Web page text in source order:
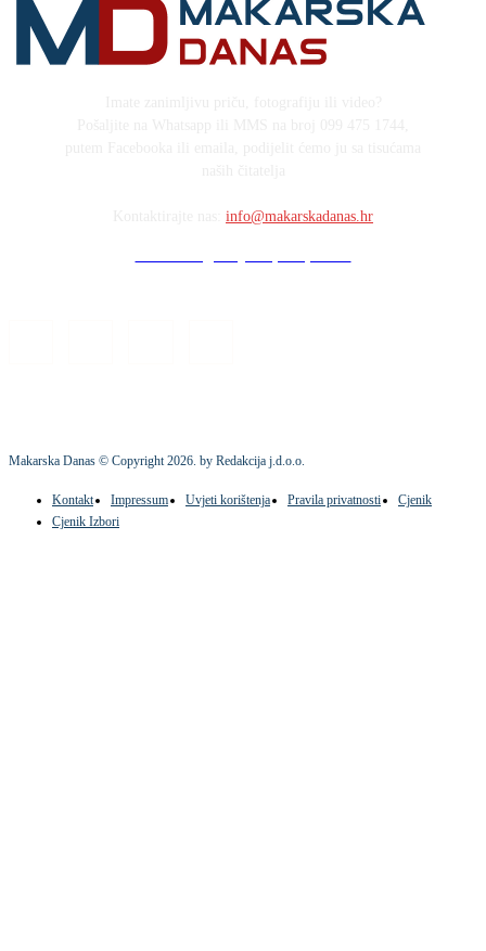
info@makarskadanas.hr
Makarska Danas © Copyright2026. by Redakcija j.d.o.o.
Kontakt Impressum Uvjeti korištenja Pravila privatnosti
Cjenik
Cjenik Izbori